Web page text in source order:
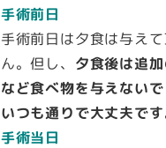
手術前日
手術前日は夕食は与え
ん。但し、 夕食後は追
など食べ物を与えない
いつも通りで大丈夫です
手術当日